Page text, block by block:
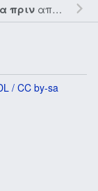
πριναπό τον την
/ CC by-sa